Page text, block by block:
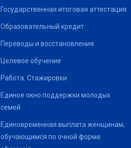
Государственная итоговая аттестация
Образовательный кредит
Переводы и восстановления
Целевое обучение
Работа. Стажировки
Единое окно поддержки молодых
семей
Единовременная выплата женщинам,
обучающимся по очной форме